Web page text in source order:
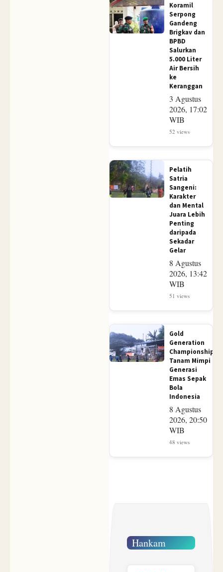
Koramil
Serpong
Gandeng
Brigkav dan
BPBD
Salurkan
5.000 Liter
Air Bersih
ke
Keranggan
3 Agustus
2026, 17:02
WIB
52 views
Pelatih
Satria
Sangeni:
Karakter
dan Mental
Juara Lebih
Penting
daripada
Sekadar
Gelar
8 Agustus
2026, 13:42
WIB
51 views
Gold
Generation
Championship
Tanam Mimpi
Generasi
Emas Sepak
Bola
Indonesia
8 Agustus
2026, 20:50
WIB
48 views
Hankam